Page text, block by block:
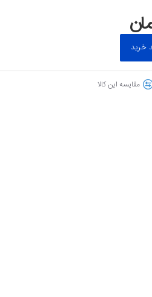
خرید
مقایسه این کالا